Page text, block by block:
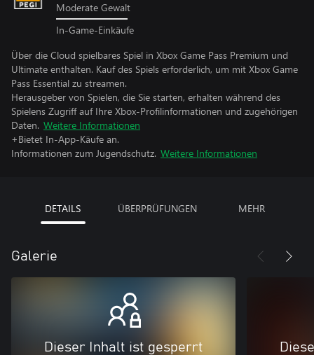
Moderate Gewalt
In-Game-Einkäufe
Über die Cloud spielbares Spiel in Xbox Game Pass Premium und
Ultimate enthalten. Kauf des Spiels erforderlich, um mit Xbox Game
Pass Essential zu streamen.
Herausgeber von Spielen, die Sie starten, erhalten während des
Spielens Zugriff auf Ihre Xbox-Profilinformationen und zugehörigen
Daten. Weitere Informationen
+Bietet In-App-Käufe an.
Informationen zum Jugendschutz. Weitere Informationen
DETAILS ÜBERPRÜFUNGEN MEHR
Galerie
Dieser Inhalt ist gesperrt